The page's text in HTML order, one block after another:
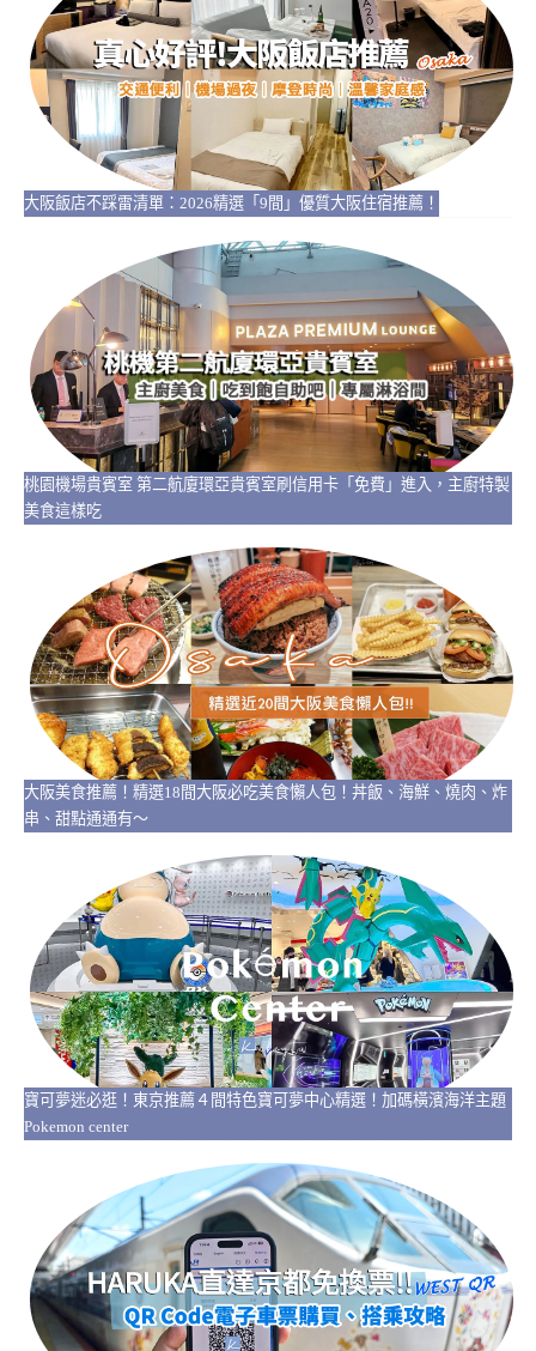
大阪飯店不踩雷清單：2026精選「9間」優質大阪住宿推薦！
桃園機場貴賓室 第二航廈環亞貴賓室刷信用卡「免費」進入，主廚特製
美食這樣吃
大阪美食推薦！精選18間大阪必吃美食懶人包！丼飯、海鮮、燒肉、炸
串、甜點通通有～
寶可夢迷必逛！東京推薦４間特色寶可夢中心精選！加碼橫濱海洋主題
Pokemon center